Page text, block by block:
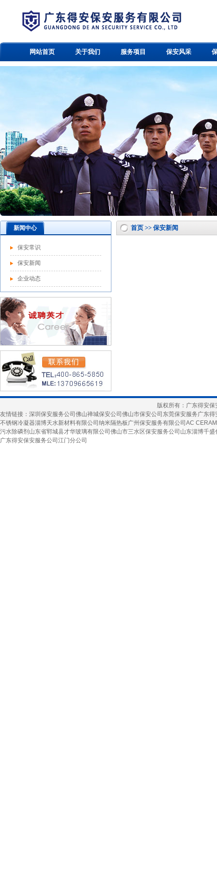
网站首页 关于我们 服务项目 保安风采
新闻中心
保安常识
保安新闻
企业动态
首页 >> 保安新闻
版权所有：广东得安
友情链接： 深圳保安服务公司 佛山禅城保安公司 佛山市保安公司 东莞保安服务广东得
不锈钢冷凝器淄博天水新材料有限公司 纳米隔热板广州保安服务有限公司 AC
污水除磷剂 山东省郓城县才华玻璃有限公司 佛山市三水区保安服务公司 山东淄博千
广东得安保安服务公司江门分公司